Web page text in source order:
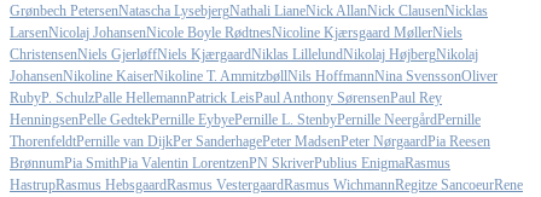
Grønbech PetersenNatascha LysebjergNathali LianeNick AllanNick ClausenNicklas
LarsenNicolaj JohansenNicole Boyle RødtnesNicoline Kjærsgaard MøllerNiels
ChristensenNiels GjerløffNiels KjærgaardNiklas LillelundNikolaj HøjbergNikolaj
JohansenNikoline KaiserNikoline T. AmmitzbøllNils HoffmannNina SvenssonOliver
RubyP. SchulzPalle HellemannPatrick LeisPaul Anthony SørensenPaul Rey
HenningsenPelle GedtekPernille EybyePernille L. StenbyPernille NeergårdPernille
ThorenfeldtPernille van DijkPer SanderhagePeter MadsenPeter NørgaardPia Reesen
BrønnumPia SmithPia Valentin LorentzenPN SkriverPublius EnigmaRasmus
HastrupRasmus HebsgaardRasmus VestergaardRasmus WichmannRegitze SancoeurRene